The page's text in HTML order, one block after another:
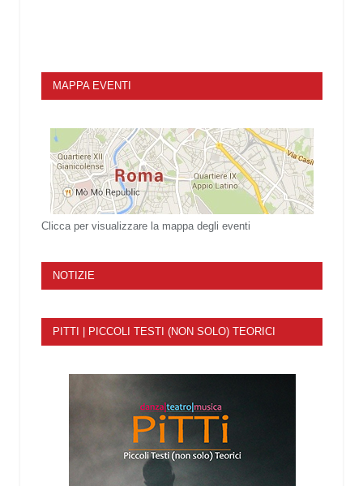
MAPPA EVENTI
Clicca per visualizzare la mappa degli eventi
NOTIZIE
PITTI | PICCOLI TESTI (NON SOLO) TEORICI